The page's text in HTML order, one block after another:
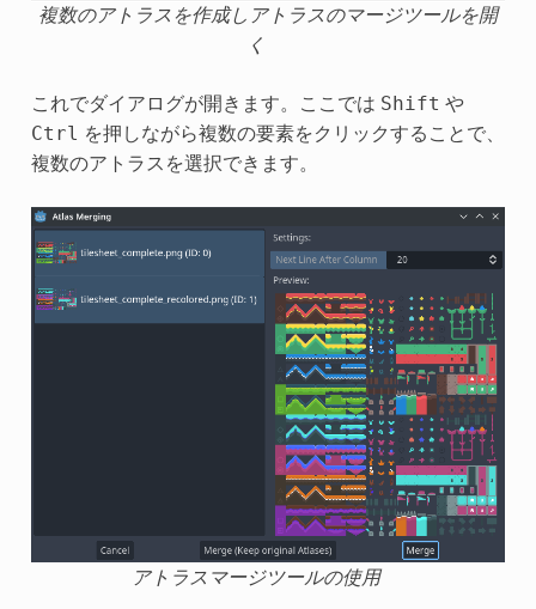
複数のアトラスを作成しアトラスのマージツールを開
く
これでダイアログが開きます。ここでは Shift や
Ctrl を押しながら複数の要素をクリックすることで、
複数のアトラスを選択できます。
アトラスマージツールの使用